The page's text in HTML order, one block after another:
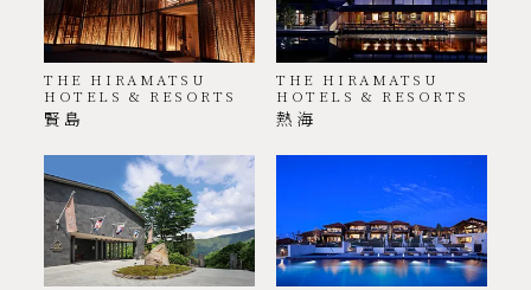
THE HIRAMATSU
HOTELS & RESORTS
賢島
THE HIRAMATSU
HOTELS & RESORTS
熱海